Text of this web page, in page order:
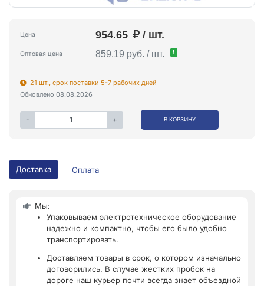
Цена 954.65 / шт.
Оптовая цена 859.19 руб. / шт. !
21 шт., срок поставки 5-7 рабочих дней
Обновлено 08.08.2026
- + В КОРЗИНУ
Доставка Оплата
Мы:
Упаковываем электротехническое оборудование
надежно и компактно, чтобы его было удобно
транспортировать.
Доставляем товары в срок, о котором изначально
договорились. В случае жестких пробок на
дороге наш курьер почти всегда знает объездной